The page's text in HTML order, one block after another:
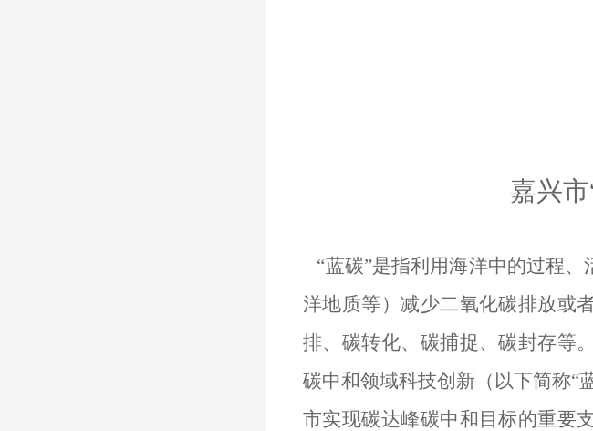
嘉兴市
“蓝碳”是指利用海洋中的过程、
洋地质等）减少二氧化碳排放或
排、碳转化、碳捕捉、碳封存等
碳中和领域科技创新（以下简称“
市实现碳达峰碳中和目标的重要